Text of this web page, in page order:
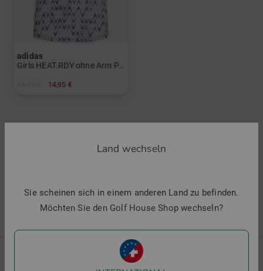
adidas
Girls HEAT.RDY ohne Arm Polo
14,95 €
Land wechseln
Sie scheinen sich in einem anderen Land zu befinden.
Möchten Sie den Golf House Shop wechseln?